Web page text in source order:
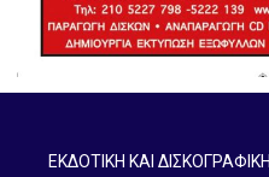
ΕΚΔΟΤΙΚΗ ΚΑΙ